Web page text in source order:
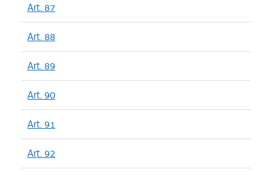
Art. 87
Art. 88
Art. 89
Art. 90
Art. 91
Art. 92